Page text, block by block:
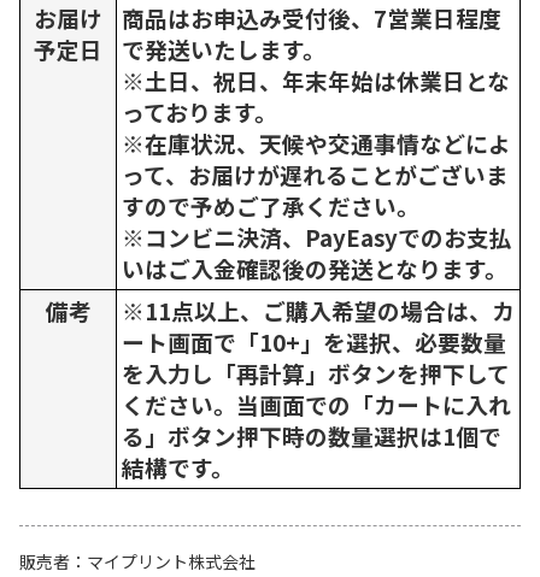
お届け
予定日
商品はお申込み受付後、7営業日程度
で発送いたします。
※土日、祝日、年末年始は休業日とな
っております。
※在庫状況、天候や交通事情などによ
って、お届けが遅れることがございま
すので予めご了承ください。
※コンビニ決済、PayEasyでのお支払
いはご入金確認後の発送となります。
備考
※11点以上、ご購入希望の場合は、カ
ート画面で「10+」を選択、必要数量
を入力し「再計算」ボタンを押下して
ください。当画面での「カートに入れ
る」ボタン押下時の数量選択は1個で
結構です。
販売者
マイプリント株式会社